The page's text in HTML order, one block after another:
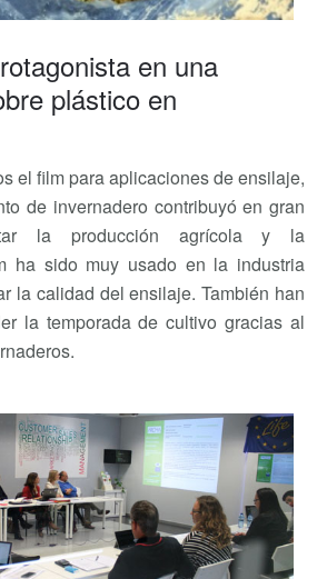
en una
plástico en
el film para aplicaciones de ensilaje,
de invernadero contribuyó en gran
la producción agrícola y la
ha sido muy usado en la industria
la calidad del ensilaje. También han
la temporada de cultivo gracias al